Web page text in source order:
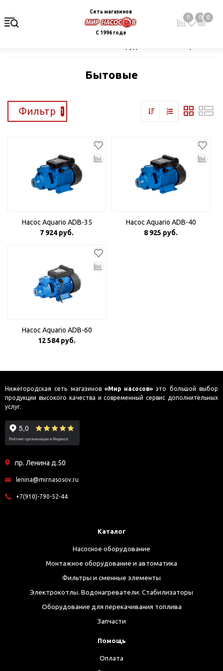
Сеть магазинов
С 1996 года
0 0 0
Бытовые
Фильтр 1
Насос Aquario ADB-35
7 924 руб.
Насос Aquario ADB-40
8 925 руб.
Насос Aquario ADB-60
12 584 руб.
Нижегородская сеть магазинов «Мир насосов» это большой выбор
продукции высокого качества и современный сервис дополнительных
услуг.
пр. Ленина д.50
lenina@mirnasosov.ru
+7(910)-790-52-44
Каталог
Насосное оборудование
Монтажное оборудование и автоматика
Фильтры и сменные элементы
Электрокотлы. Водонагреватели. Стабилизаторы
Оборудование для перекачивания топлива
Запчасти
Помощь
Оплата